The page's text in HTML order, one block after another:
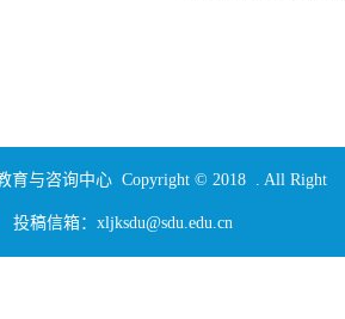
育与咨询中心 Copyright © 2018 . All Right
稿信箱：xljksdu@sdu.edu.cn